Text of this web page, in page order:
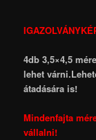
4db 3,5×4,5
lehet
átadására is!
Mindenfajta
vállalni!